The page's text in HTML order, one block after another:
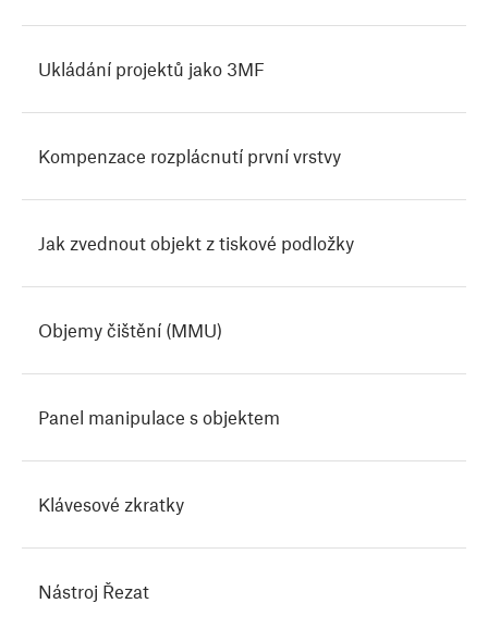
Ukládání projektů jako 3MF
Kompenzace rozplácnutí první vrstvy
Jak zvednout objekt z tiskové podložky
Objemy čištění (MMU)
Panel manipulace s objektem
Klávesové zkratky
Nástroj Řezat